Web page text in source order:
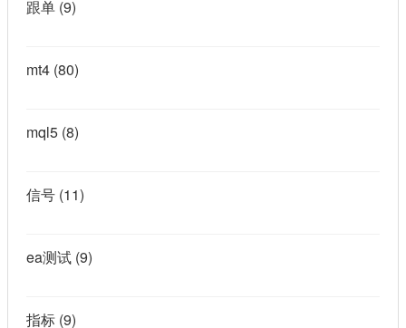
跟单 (9)
mt4 (80)
mql5 (8)
信号 (11)
ea测试 (9)
指标 (9)